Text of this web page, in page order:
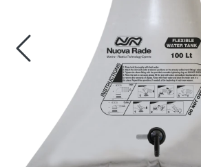
Motor/Styring
Fortøyning
Fritid/Sikkerhet
Båtpleie/Opplag